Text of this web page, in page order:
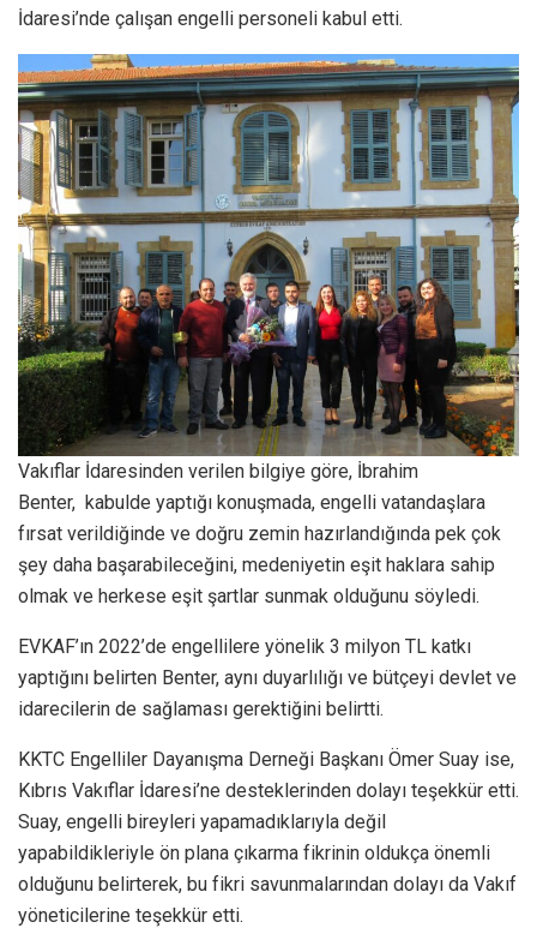
İdaresi’nde çalışan engelli personeli kabul etti.
Vakıflar İdaresinden verilen bilgiye göre, İbrahim
Benter, kabulde yaptığı konuşmada, engelli vatandaşlara
fırsat verildiğinde ve doğru zemin hazırlandığında pek çok
şey daha başarabileceğini, medeniyetin eşit haklara sahip
olmak ve herkese eşit şartlar sunmak olduğunu söyledi.
EVKAF’ın 2022’de engellilere yönelik 3 milyon TL katkı
yaptığını belirten Benter, aynı duyarlılığı ve bütçeyi devlet ve
idarecilerin de sağlaması gerektiğini belirtti.
KKTC Engelliler Dayanışma Derneği Başkanı Ömer Suay ise,
Kıbrıs Vakıflar İdaresi’ne desteklerinden dolayı teşekkür etti.
Suay, engelli bireyleri yapamadıklarıyla değil
yapabildikleriyle ön plana çıkarma fikrinin oldukça önemli
olduğunu belirterek, bu fikri savunmalarından dolayı da Vakıf
yöneticilerine teşekkür etti.